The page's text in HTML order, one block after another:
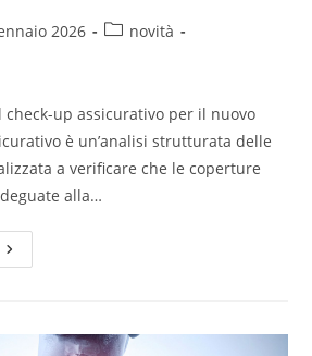
2026
novità
check-up assicurativo per il nuovo
è un’analisi strutturata delle
a verificare che le coperture
alla…